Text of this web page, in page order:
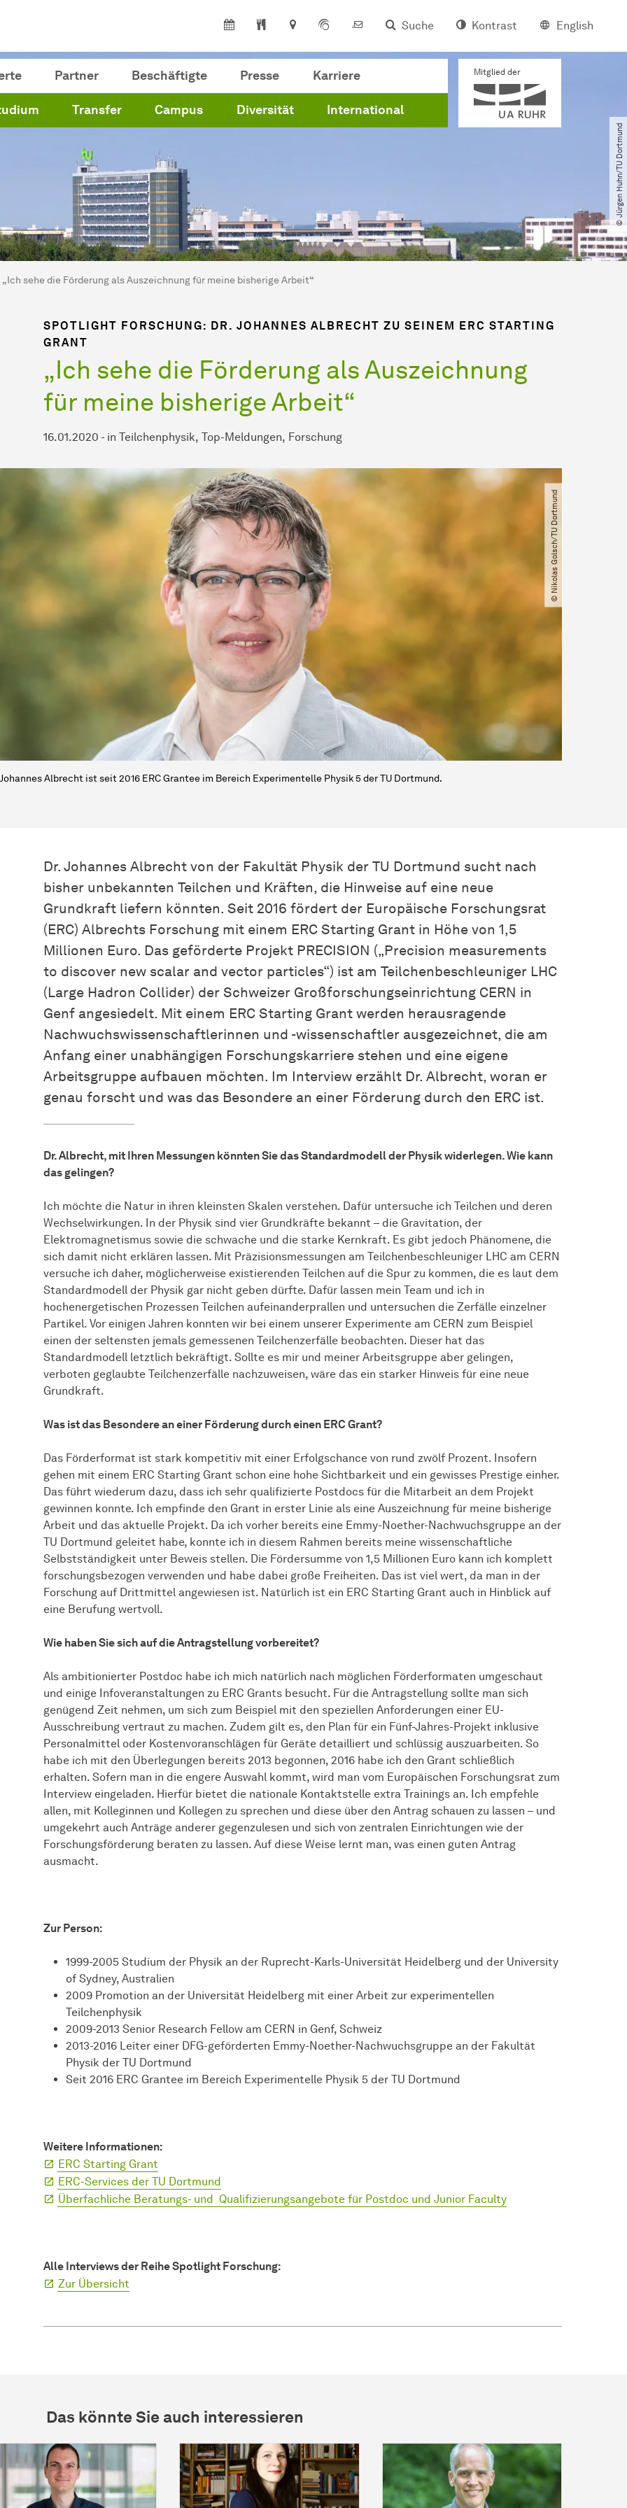
Suche Kontrast English
Partner Beschäftigte Presse Karriere
Transfer Campus Diversität International
Mitglied der
© Jürgen Huhn​/​TU Dortmund
hier:
„Ich sehe die Förderung als Auszeichnung für meine bisherige Arbeit“
SPOTLIGHT FORSCHUNG: DR. JOHANNES ALBRECHT ZU SEINEM ERC STARTING
GRANT
„Ich sehe die Förderung als Auszeichnung
für meine bisherige Arbeit“
16.01.2020 - in Teilchenphysik Top-Meldungen Forschung
© Nikolas Golsch​/​TU Dortmund
Albrecht ist seit 2016 ERC Grantee im Bereich Experimentelle Physik 5 der TU Dortmund.
Dr. Johannes Albrecht von der Fakultät Physik der TU Dortmund sucht nach
bisher unbekannten Teilchen und Kräften, die Hinweise auf eine neue
Grundkraft liefern könnten. Seit 2016 fördert der Europäische Forschungsrat
(ERC) Albrechts Forschung mit einem ERC Starting Grant in Höhe von 1,5
Millionen Euro. Das geförderte Projekt PRECISION („Precision measurements
to discover new scalar and vector particles“) ist am Teilchenbeschleuniger LHC
(Large Hadron Collider) der Schweizer Großforschungseinrichtung CERN in
Genf angesiedelt. Mit einem ERC Starting Grant werden herausragende
Nachwuchswissenschaftlerinnen und -wissenschaftler ausgezeichnet, die am
Anfang einer unabhängigen Forschungskarriere stehen und eine eigene
Arbeitsgruppe aufbauen möchten. Im Interview erzählt Dr. Albrecht, woran er
genau forscht und was das Besondere an einer Förderung durch den ERC ist.
Dr. Albrecht, mit Ihren Messungen könnten Sie das Standardmodell der Physik widerlegen. Wie kann
das gelingen?
Ich möchte die Natur in ihren kleinsten Skalen verstehen. Dafür untersuche ich Teilchen und deren
Wechselwirkungen. In der Physik sind vier Grundkräfte bekannt – die Gravitation, der
Elektromagnetismus sowie die schwache und die starke Kernkraft. Es gibt jedoch Phänomene, die
sich damit nicht erklären lassen. Mit Präzisionsmessungen am Teilchenbeschleuniger LHC am CERN
versuche ich daher, möglicherweise existierenden Teilchen auf die Spur zu kommen, die es laut dem
Standardmodell der Physik gar nicht geben dürfte. Dafür lassen mein Team und ich in
hochenergetischen Prozessen Teilchen aufeinanderprallen und untersuchen die Zerfälle einzelner
Partikel. Vor einigen Jahren konnten wir bei einem unserer Experimente am CERN zum Beispiel
einen der seltensten jemals gemessenen Teilchenzerfälle beobachten. Dieser hat das
Standardmodell letztlich bekräftigt. Sollte es mir und meiner Arbeitsgruppe aber gelingen,
verboten geglaubte Teilchenzerfälle nachzuweisen, wäre das ein starker Hinweis für eine neue
Grundkraft.
Was ist das Besondere an einer Förderung durch einen ERC Grant?
Das Förderformat ist stark kompetitiv mit einer Erfolgschance von rund zwölf Prozent. Insofern
gehen mit einem ERC Starting Grant schon eine hohe Sichtbarkeit und ein gewisses Prestige einher.
Das führt wiederum dazu, dass ich sehr qualifizierte Postdocs für die Mitarbeit an dem Projekt
gewinnen konnte. Ich empfinde den Grant in erster Linie als eine Auszeichnung für meine bisherige
Arbeit und das aktuelle Projekt. Da ich vorher bereits eine Emmy-Noether-Nachwuchsgruppe an der
TU Dortmund geleitet habe, konnte ich in diesem Rahmen bereits meine wissenschaftliche
Selbstständigkeit unter Beweis stellen. Die Fördersumme von 1,5 Millionen Euro kann ich komplett
forschungsbezogen verwenden und habe dabei große Freiheiten. Das ist viel wert, da man in der
Forschung auf Drittmittel angewiesen ist. Natürlich ist ein ERC Starting Grant auch in Hinblick auf
eine Berufung wertvoll.
Wie haben Sie sich auf die Antragstellung vorbereitet?
Als ambitionierter Postdoc habe ich mich natürlich nach möglichen Förderformaten umgeschaut
und einige Infoveranstaltungen zu ERC Grants besucht. Für die Antragstellung sollte man sich
genügend Zeit nehmen, um sich zum Beispiel mit den speziellen Anforderungen einer EU-
Ausschreibung vertraut zu machen. Zudem gilt es, den Plan für ein Fünf-Jahres-Projekt inklusive
Personalmittel oder Kostenvoranschlägen für Geräte detailliert und schlüssig auszuarbeiten. So
habe ich mit den Überlegungen bereits 2013 begonnen, 2016 habe ich den Grant schließlich
erhalten. Sofern man in die engere Auswahl kommt, wird man vom Europäischen Forschungsrat zum
Interview eingeladen. Hierfür bietet die nationale Kontaktstelle extra Trainings an. Ich empfehle
allen, mit Kolleginnen und Kollegen zu sprechen und diese über den Antrag schauen zu lassen – und
umgekehrt auch Anträge anderer gegenzulesen und sich von zentralen Einrichtungen wie der
Forschungsförderung beraten zu lassen. Auf diese Weise lernt man, was einen guten Antrag
ausmacht.
Zur Person:
1999-2005 Studium der Physik an der Ruprecht-Karls-Universität Heidelberg und der University
of Sydney, Australien
2009 Promotion an der Universität Heidelberg mit einer Arbeit zur experimentellen
Teilchenphysik
2009-2013 Senior Research Fellow am CERN in Genf, Schweiz
2013-2016 Leiter einer DFG-geförderten Emmy-Noether-Nachwuchsgruppe an der Fakultät
Physik der TU Dortmund
Seit 2016 ERC Grantee im Bereich Experimentelle Physik 5 der TU Dortmund
Weitere Informationen:
ERC Starting Grant
ERC-Services der TU Dortmund
Überfachliche Beratungs- und Qualifizierungsangebote für Postdoc und Junior Faculty
Alle Interviews der Reihe Spotlight For­schung:
Zur Übersicht
Das könnte Sie auch interessieren